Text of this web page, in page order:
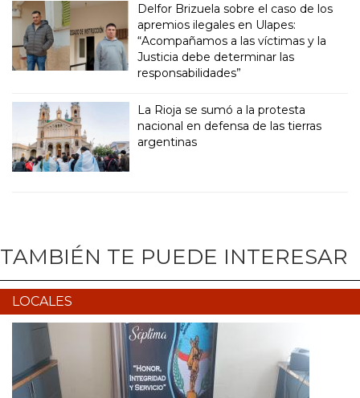
Delfor Brizuela sobre el caso de los
apremios ilegales en Ulapes:
“Acompañamos a las víctimas y la
Justicia debe determinar las
responsabilidades”
La Rioja se sumó a la protesta
nacional en defensa de las tierras
argentinas
TAMBIÉN TE PUEDE INTERESAR
LOCALES